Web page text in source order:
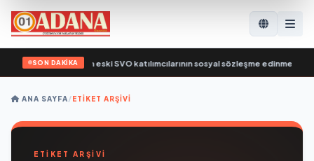
SON DAKİKA
eski SVO katılımcılarının sosyal sözleşme edinme sürecini
ANA SAYFA/ETIKET ARŞIVI
ETİKET ARŞİVİ